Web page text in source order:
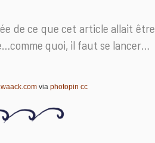
de ce que cet article allait être
quoi, il faut se lancer…
via photopin cc